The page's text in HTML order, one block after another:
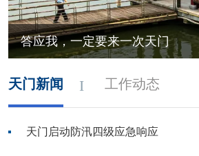
答应我，一定要来一次天门
天门新闻 工作动态
天门启动防汛四级应急响应